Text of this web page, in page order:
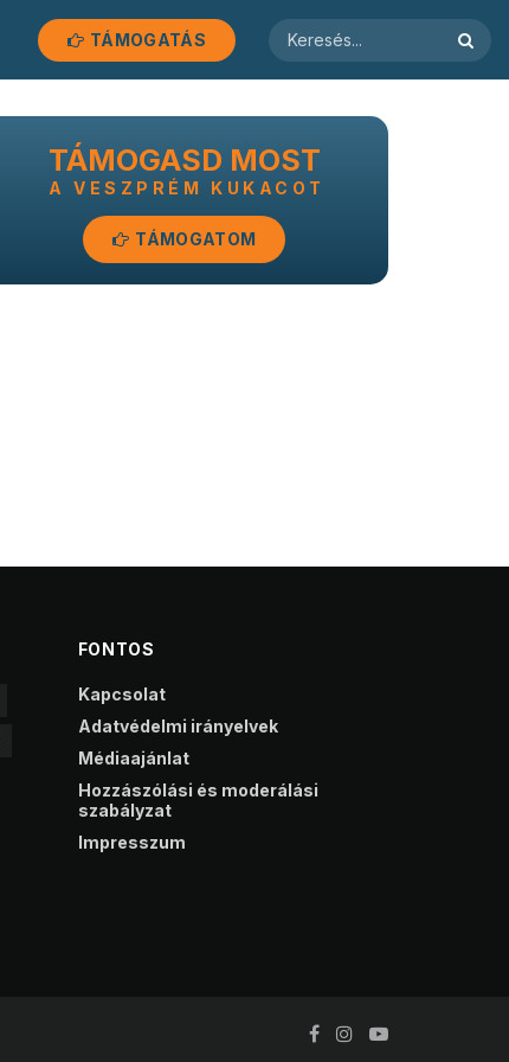
TÁMOGATÁS
TÁMOGASD MOST
A VESZPRÉM KUKACOT
TÁMOGATOM
FONTOS
Kapcsolat
Adatvédelmi irányelvek
Médiaajánlat
Hozzászólási és moderálási
szabályzat
Impresszum